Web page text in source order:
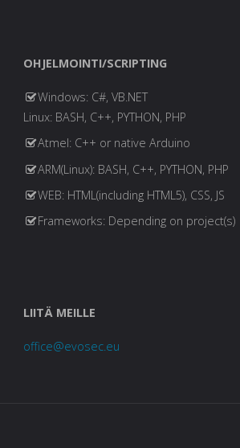
OHJELMOINTI/SCRIPTING
Windows: C#, VB.NET
Linux: BASH, C++, PYTHON, PHP
Atmel: C++ or native Arduino
ARM(Linux): BASH, C++, PYTHON, PHP
WEB: HTML(including HTML5), CSS, JS
Frameworks: Depending on project(s)
LIITÄ MEILLE
office@evosec.eu